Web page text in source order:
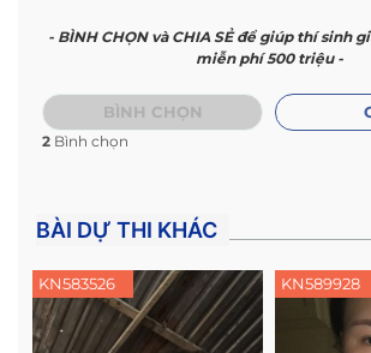
- BÌNH CHỌN và CHIA SẺ để giúp thí sinh
miễn phí 500 triệu -
BÌNH CHỌN
2 Bình chọn
BÀI DỰ THI KHÁC
KN583526 KN589928